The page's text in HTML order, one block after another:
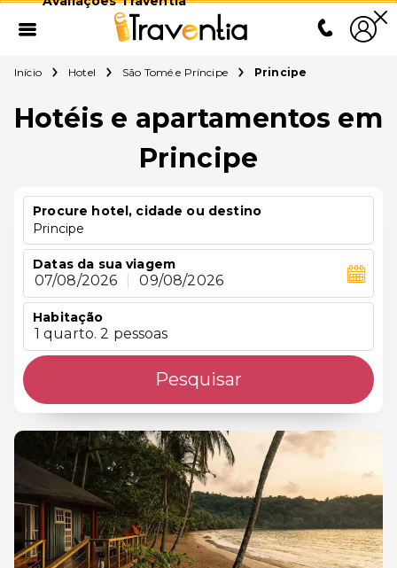
Início Hotel São Tomé e Príncipe Principe
Hotéis e apartamentos em
Principe
Procure hotel, cidade ou destino
Principe
Datas da sua viagem
07/08/2026 09/08/2026
Habitação
1 quarto. 2 pessoas
Pesquisar